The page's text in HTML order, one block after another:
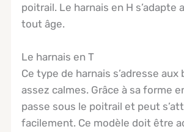
poitrail. Le harnais en H s’adapte
tout âge.
Le harnais en T
Ce type de harnais s’adresse aux
assez calmes. Grâce à sa forme
passe sous le poitrail et peut
facilement. Ce modèle doit être